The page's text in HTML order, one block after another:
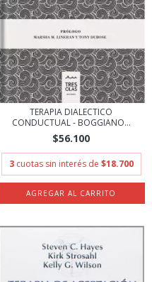
TERAPIA DIALECTICO
CONDUCTUAL - BOGGIANO...
$56.100
3 cuotas sin interés de $18.700